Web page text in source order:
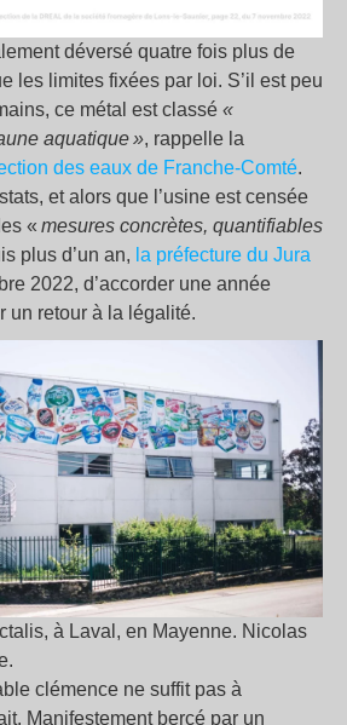
déversé quatre fois plus de
les limites fixées par loi. S’il est peu
ce métal est classé «
aquatique », rappelle la
des eaux de Franche-Comté.
et alors que l’usine est censée
« mesures concrètes, quantifiables
plus d’un an, la préfecture du Jura
2022, d’accorder une année
un retour à la légalité.
à Laval, en Mayenne. Nicolas
clémence ne suffit pas à
Manifestement bercé par un